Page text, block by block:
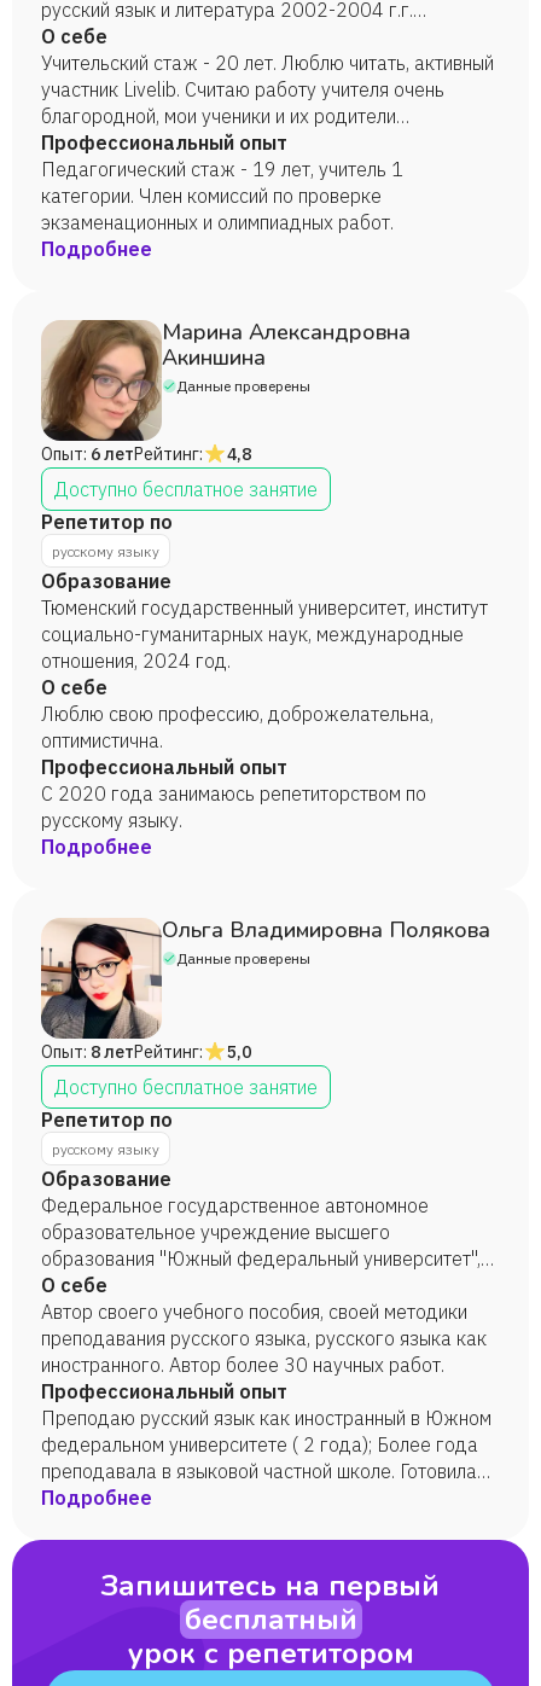
русский язык и литература 2002-2004 г.г.
магистратура в Карагандинском государственном
университете имени Е.А.Букетова с отличием
О себе
Учительский стаж - 20 лет. Люблю читать, активный
участник Livelib. Считаю работу учителя очень
благородной, мои ученики и их родители
соглашаются со мной. На вопрос: "Хотела бы ты,
чтобы твои дети были учителями?" - однозначный
ответ: "Да!" Активная, но нуждаюсь периодически в
тишине, наверное, поэтому страстно рукоделием.
Профессиональный опыт
Педагогический стаж - 19 лет, учитель 1
категории. Член комиссий по проверке
экзаменационных и олимпиадных работ.
Подробнее
Марина Александровна
Акиншина
Данные проверены
Опыт: 6 летРейтинг: 4,8
Доступно бесплатное занятие
Репетитор по
русскому языку
Образование
Тюменский государственный университет, институт
социально-гуманитарных наук, международные
отношения, 2024 год.
О себе
Люблю свою профессию, доброжелательна,
оптимистична.
Профессиональный опыт
С 2020 года занимаюсь репетиторством по
русскому языку.
Подробнее
Ольга Владимировна Полякова
Данные проверены
Опыт: 8 летРейтинг: 5,0
Доступно бесплатное занятие
Репетитор по
русскому языку
Образование
Федеральное государственное автономное
образовательное учреждение высшего
образования "Южный федеральный университет",
"Филология". Магистр филологии. Федеральное
государственное автономное образовательное
учреждение высшего образования "Южный
федеральный университет". Аспирантура,
"Преподаватель-исследователь".
О себе
Автор своего учебного пособия, своей методики
преподавания русского языка, русского языка как
иностранного. Автор более 30 научных работ.
Профессиональный опыт
Преподаю русский язык как иностранный в Южном
федеральном университете ( 2 года); Более года
преподавала в языковой частной школе. Готовила
школьников к ЕГЭ, ВПР.
Подробнее
Запишитесь на первый
бесплатный
урок с репетитором